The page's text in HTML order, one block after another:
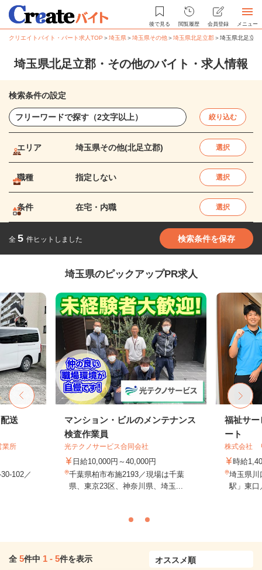
後で見る 閲覧履歴 会員登録 メニュー
クリエイトバイト・パート求人TOP ＞埼玉県＞埼玉県その他＞埼玉県北足立郡＞埼玉県北足立
埼玉県北足立郡・その他のバイト・求人情報
検索条件の設定
絞り込む
エリア 埼玉県その他(北足立郡) 選択
職種 指定しない 選択
条件 在宅・内職 選択
全 5 件ヒットしました 検索条件を保存
埼玉県のピックアップPR求人
送
業所
102／
マンション・ビルのメンテナンス
検査作業員
光テクノサービス合同会社
日給10,000円～40,000円
千葉県柏市布施2193／現場は千葉
県、東京23区、神奈川県、埼玉...
福祉サー
ート
株式会社
時給
埼玉県川
駅」東口
全 5件中 1 - 5件を表示